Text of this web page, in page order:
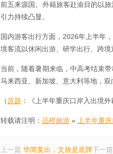
前五来源国。外籍旅客赴渝目的以
引力持续凸显。
国内游客出行方面，2026年上半年
境客流以休闲出游、研学出行、跨境
当前，随着暑期来临，中高考结束
马来西亚、新加坡、意大利等地，双
（ 原题 ：《上半年重庆口岸入出境
转载请注明： 品橙旅游 » 上半年重
上一篇 华闻复出，文旅是底牌下一篇